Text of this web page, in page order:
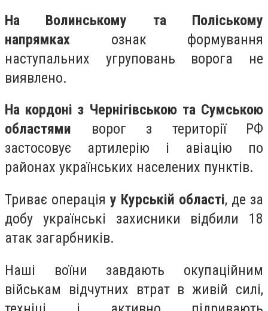
На Волинському та Поліському
напрямках ознак формування
наступальних угруповань ворога не
виявлено.
На кордоні з Чернігівською та Сумською
областями ворог з території РФ
застосовує артилерію і авіацію по
районах українських населених пунктів.
Триває операція у Курській області, де за
добу українські захисники відбили 18
атак загарбників.
Наші воїни завдають окупаційним
військам відчутних втрат в живій силі,